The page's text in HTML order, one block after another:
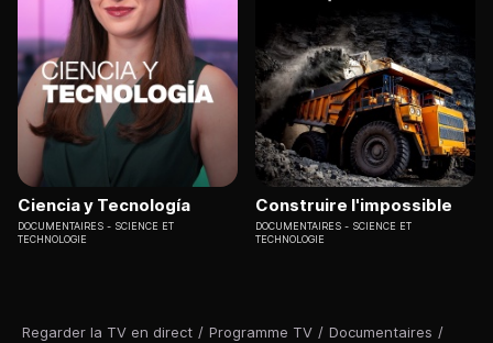
Regarder la TV en direct / Programme TV / Documentaires /
Ciencia y Tecnología
DOCUMENTAIRES
SCIENCE ET
TECHNOLOGIE
Construire l'impossible
DOCUMENTAIRES
SCIENCE ET
TECHNOLOGIE